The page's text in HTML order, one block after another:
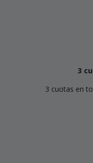
3
3 cuotas en